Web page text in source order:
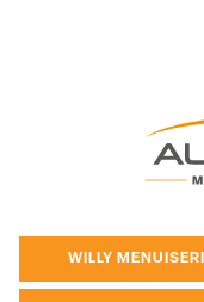
WILLY